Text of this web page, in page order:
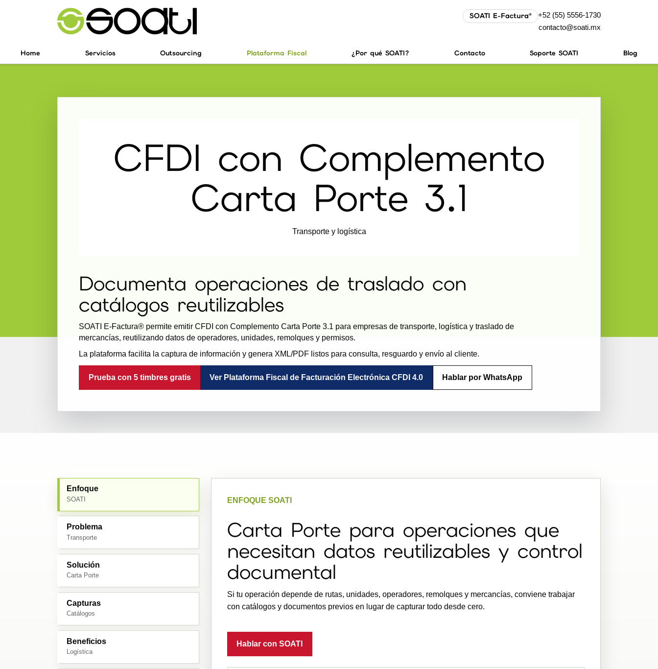
SOATI E-Factura®
+52 (55) 5556-1730
contacto@soati.mx
Home Servicios Outsourcing Plataforma Fiscal ¿Por qué SOATI? Contacto Soporte SOATI Blog
CFDI con Complemento
Carta Porte 3.1
Transporte y logística
Documenta operaciones de traslado con
catálogos reutilizables
SOATI E-Factura® permite emitir CFDI con Complemento Carta Porte 3.1 para empresas de transporte, logística y traslado de
mercancías, reutilizando datos de operadores, unidades, remolques y permisos.
La plataforma facilita la captura de información y genera XML/PDF listos para consulta, resguardo y envío al cliente.
Prueba con 5 timbres gratis Ver Plataforma Fiscal de Facturación Electrónica CFDI 4.0 Hablar por WhatsApp
Enfoque
SOATI
Problema
Transporte
Solución
Carta Porte
Capturas
Catálogos
Beneficios
Logística
ENFOQUE SOATI
Carta Porte para operaciones que
necesitan datos reutilizables y control
documental
Si tu operación depende de rutas, unidades, operadores, remolques y mercancías, conviene trabajar
con catálogos y documentos previos en lugar de capturar todo desde cero.
Hablar con SOATI